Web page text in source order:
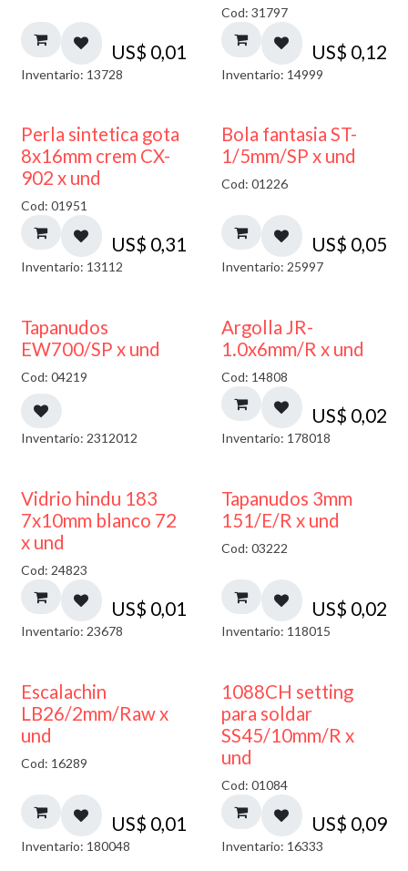
US$ 0,01
Inventario: 13728
Cod: 31797
US$ 0,12
Inventario: 14999
Perla sintetica gota
8x16mm crem CX-
902 x und
Cod: 01951
US$ 0,31
Inventario: 13112
Bola fantasia ST-
1/5mm/SP x und
Cod: 01226
US$ 0,05
Inventario: 25997
50% DESCUENTO
Tapanudos
EW700/SP x und
Cod: 04219
Inventario: 2312012
Argolla JR-
1.0x6mm/R x und
Cod: 14808
US$ 0,02
Inventario: 178018
40% DESCUENTO
Vidrio hindu 183
7x10mm blanco 72
x und
Cod: 24823
US$ 0,01
Inventario: 23678
Tapanudos 3mm
151/E/R x und
Cod: 03222
US$ 0,02
Inventario: 118015
Escalachin
LB26/2mm/Raw x
und
Cod: 16289
US$ 0,01
Inventario: 180048
1088CH setting
para soldar
SS45/10mm/R x
und
Cod: 01084
US$ 0,09
Inventario: 16333